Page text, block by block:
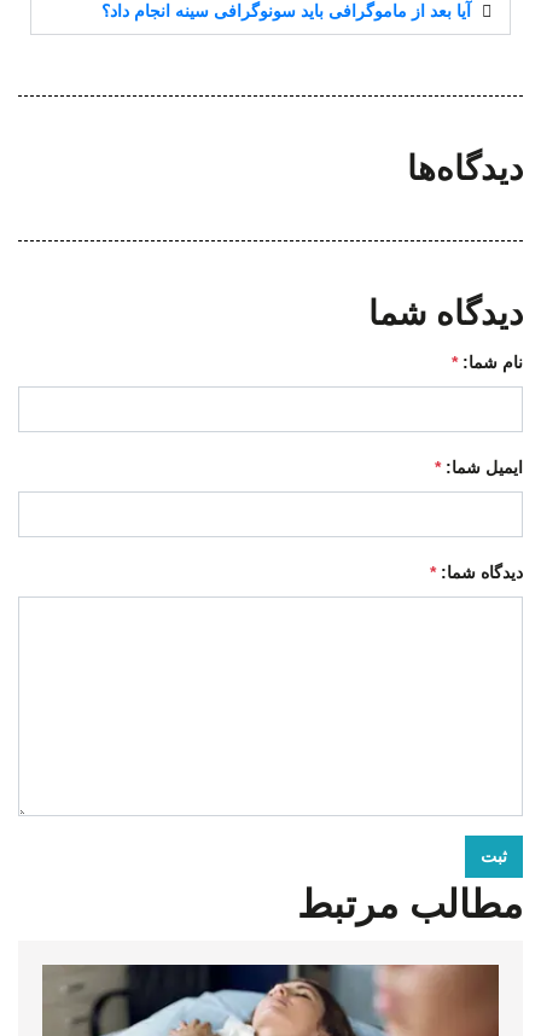
آیا بعد از ماموگرافی باید سونوگرافی سینه انجام داد؟
دیدگاه‌ها
دیدگاه شما
نام شما:*
ایمیل شما:*
دیدگاه شما:*
ثبت
مطالب مرتبط